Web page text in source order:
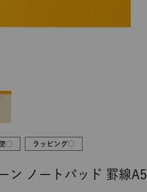
○ ラッピング○
ン ノートパッド 罫線A5